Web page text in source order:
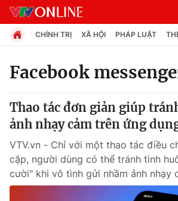
Chuyên mục
Chính trị
Xã hội
Pháp luật
CHÍNH TRỊ XÃ HỘI PHÁP LUẬT
Facebook
Thao tác đơn giản giúp
ảnh nhạy cảm trên ứng
VTV.vn - Chỉ với một thao tác điều
cập, người dùng có thể tránh tình
cười" khi vô tình gửi nhầm ảnh nhạy